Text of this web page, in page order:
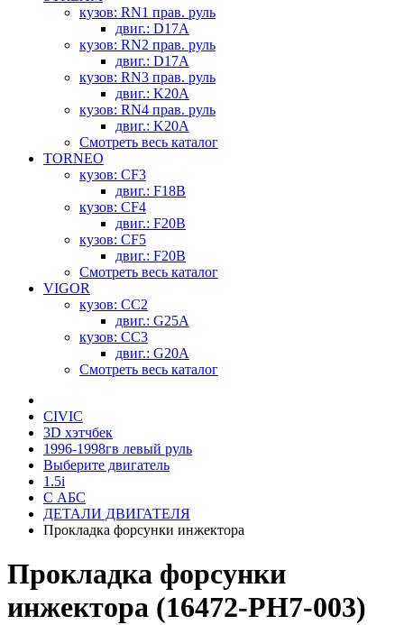
кузов: RN1 прав. руль
двиг.: D17A
кузов: RN2 прав. руль
двиг.: D17A
кузов: RN3 прав. руль
двиг.: K20A
кузов: RN4 прав. руль
двиг.: K20A
Смотреть весь каталог
TORNEO
кузов: CF3
двиг.: F18B
кузов: CF4
двиг.: F20B
кузов: CF5
двиг.: F20B
Смотреть весь каталог
VIGOR
кузов: CC2
двиг.: G25A
кузов: CC3
двиг.: G20A
Смотреть весь каталог
CIVIC
3D хэтчбек
1996-1998гв левый руль
Выберите двигатель
1.5i
С АБС
ДЕТАЛИ ДВИГАТЕЛЯ
Прокладка форсунки инжектора
Прокладка форсунки
инжектора (16472-PH7-003)